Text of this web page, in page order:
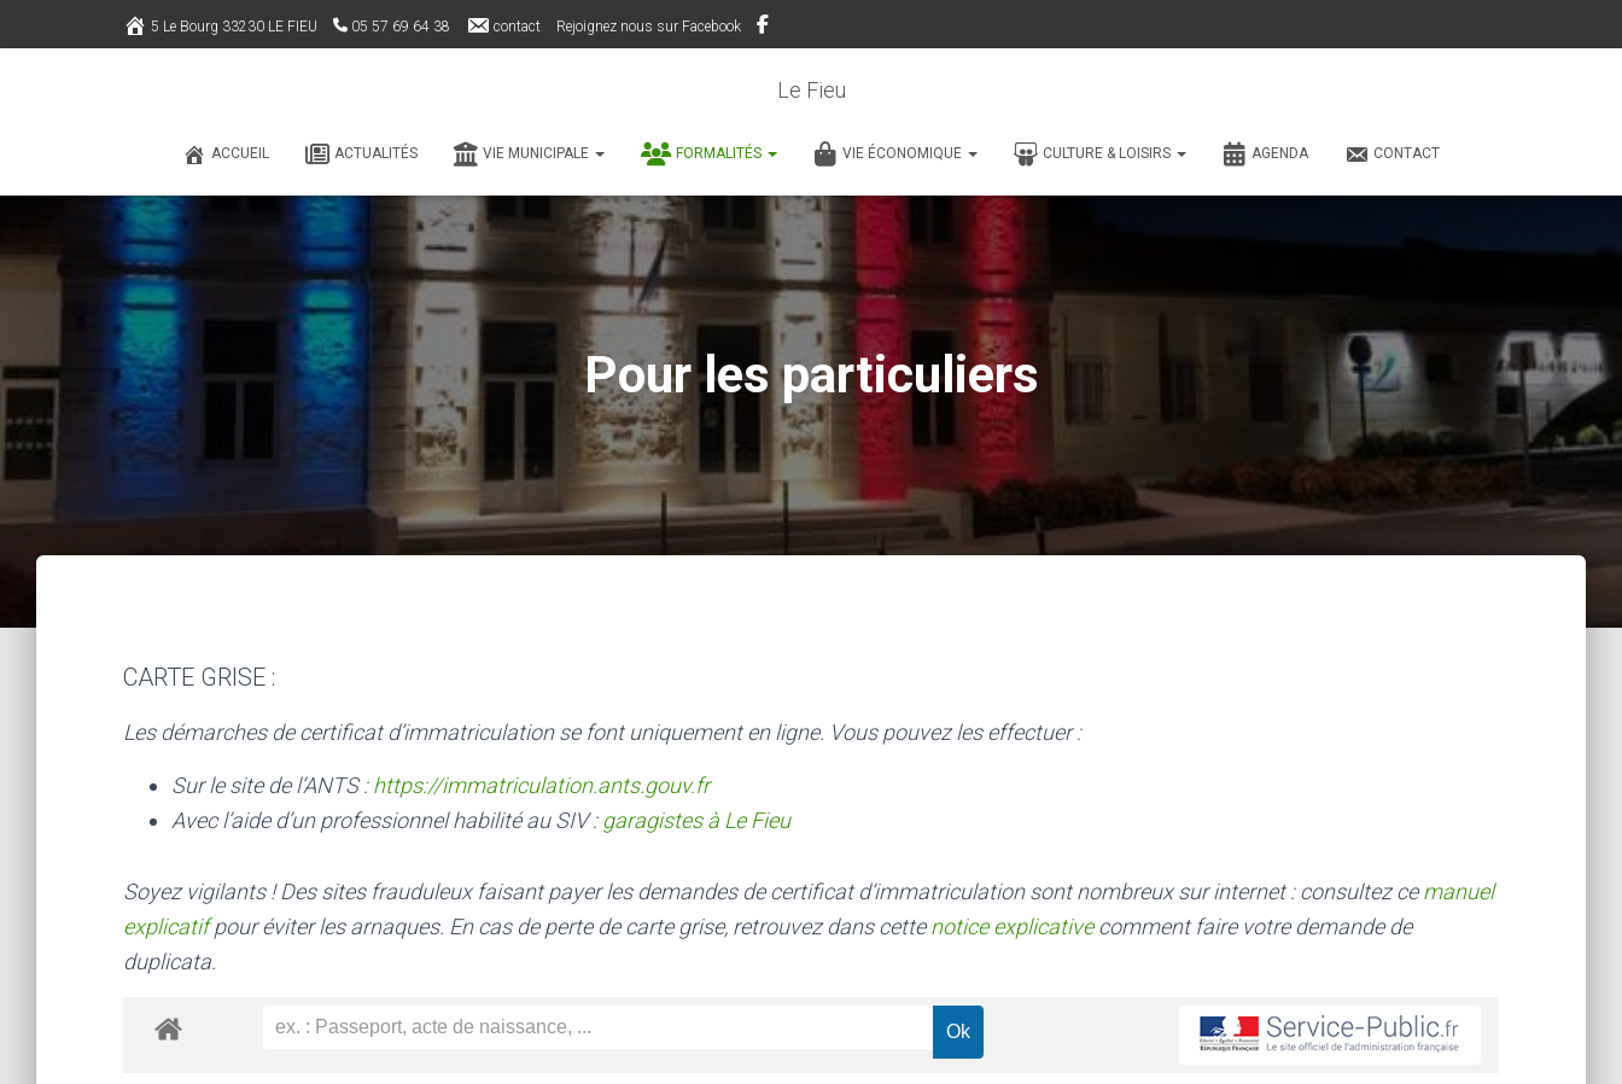
5 Le Bourg 33230 LE FIEU 05 57 69 64 38 contact Rejoignez nous sur Facebook
Le Fieu
ACCUEIL ACTUALITÉS VIE MUNICIPALE FORMALITÉS VIE ÉCONOMIQUE CULTURE & LOISIRS AGENDA CONTACT
Pour les particuliers
CARTE GRISE :
Les démarches de certificat d’immatriculation se font uniquement en ligne. Vous pouvez les effectuer :
Sur le site de l’ANTS :https://immatriculation.ants.gouv.fr
Avec l’aide d’un professionnel habilité au SIV : garagistes à Le Fieu
Soyez vigilants ! Des sites frauduleux faisant payer les demandes de certificat d’immatriculation sont nombreux sur internet : consultez cemanuel
explicatifpour éviter les arnaques. En cas de perte de carte grise, retrouvez dans cettenotice explicativecomment faire votre demande de
duplicata.